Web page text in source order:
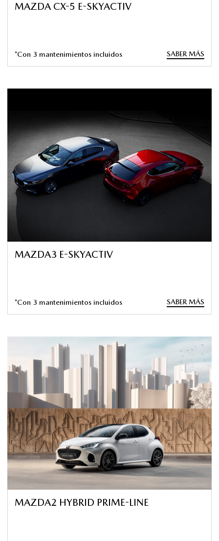
MAZDA CX-5 E-SKYACTIV
*Con 3 mantenimientos incluidos SABER MÁS
MAZDA3 E-SKYACTIV
*Con 3 mantenimientos incluidos SABER MÁS
MAZDA2 HYBRID PRIME-LINE